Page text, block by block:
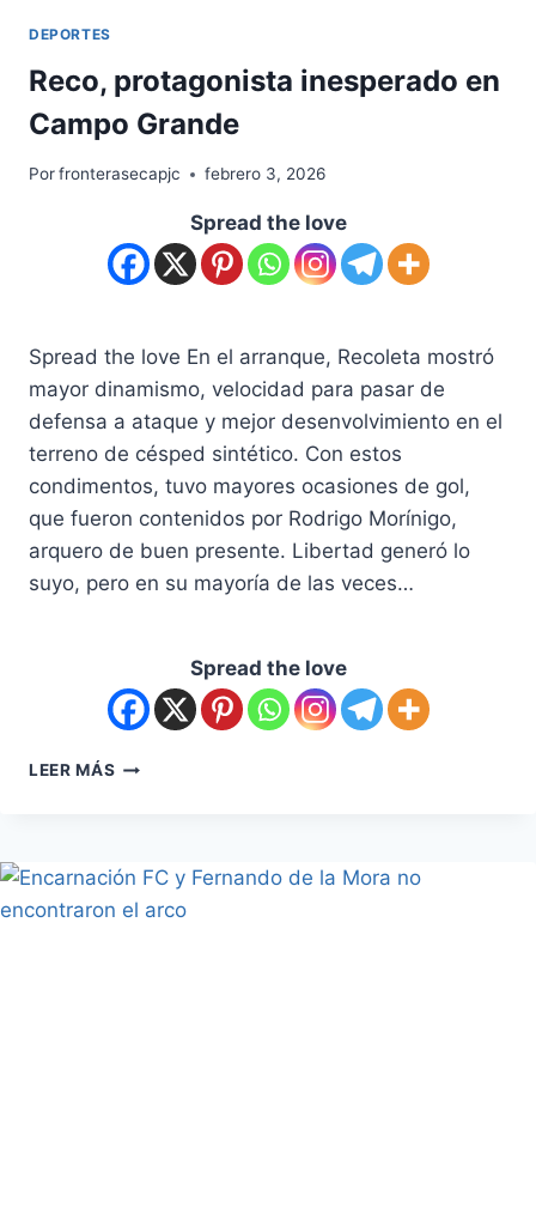
DEPORTES
Reco, protagonista inesperado en
Campo Grande
Porfronterasecapjc febrero 3, 2026
Spread the love
Spread the love En el arranque, Recoleta mostró
mayor dinamismo, velocidad para pasar de
defensa a ataque y mejor desenvolvimiento en el
terreno de césped sintético. Con estos
condimentos, tuvo mayores ocasiones de gol,
que fueron contenidos por Rodrigo Morínigo,
arquero de buen presente. Libertad generó lo
suyo, pero en su mayoría de las veces…
Spread the love
LEER MÁS